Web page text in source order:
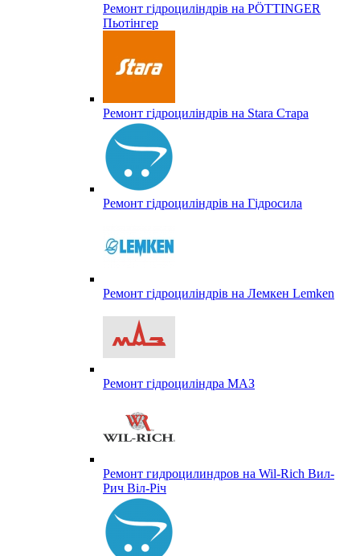
Ремонт гідроциліндрів на PÖTTINGER
Пьотінгер
Ремонт гідроциліндрів на Stara Стара
Ремонт гідроциліндрів на Гідросила
Ремонт гідроциліндрів на Лемкен Lemken
Ремонт гідроциліндра МАЗ
Ремонт гидроцилиндров на Wil-Rich Вил-
Рич Віл-Річ